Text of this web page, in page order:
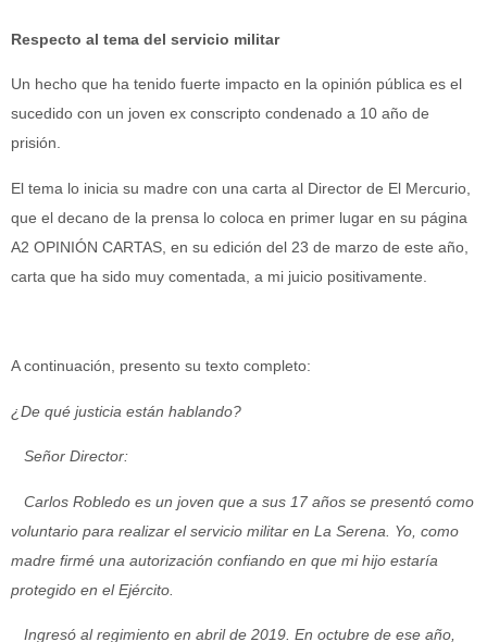
Respecto al tema del servicio militar
Un hecho que ha tenido fuerte impacto en la opinión pública es el
sucedido con un joven ex conscripto condenado a 10 año de
prisión.
El tema lo inicia su madre con una carta al Director de El Mercurio,
que el decano de la prensa lo coloca en primer lugar en su página
A2 OPINIÓN CARTAS, en su edición del 23 de marzo de este año,
carta que ha sido muy comentada, a mi juicio positivamente.
A continuación, presento su texto completo:
¿De qué justicia están hablando?
Señor Director:
Carlos Robledo es un joven que a sus 17 años se presentó como
voluntario para realizar el servicio militar en La Serena. Yo, como
madre firmé una autorización confiando en que mi hijo estaría
protegido en el Ejército.
Ingresó al regimiento en abril de 2019. En octubre de ese año,